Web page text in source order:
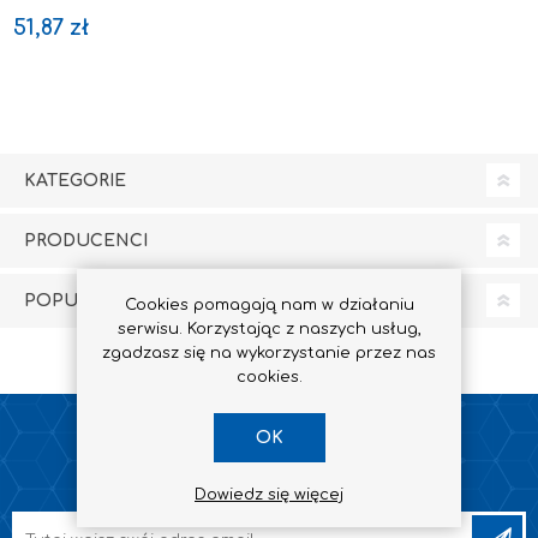
51,87 zł
KATEGORIE
PRODUCENCI
POPULARNE ZNACZNIKI
Cookies pomagają nam w działaniu
serwisu. Korzystając z naszych usług,
zgadzasz się na wykorzystanie przez nas
cookies.
OK
Dowiedz się więcej